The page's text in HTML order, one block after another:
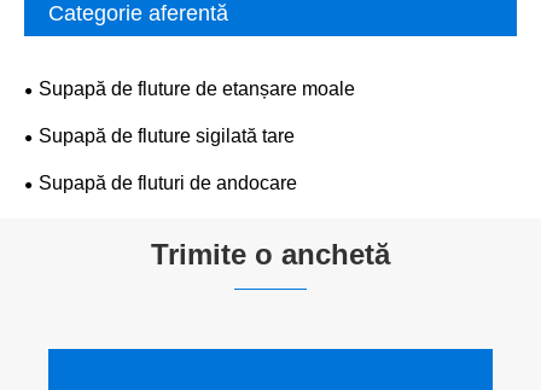
Categorie aferentă
Supapă de fluture de etanșare moale
Supapă de fluture sigilată tare
Supapă de fluturi de andocare
Trimite o anchetă